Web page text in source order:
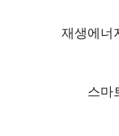
재생에너
스마